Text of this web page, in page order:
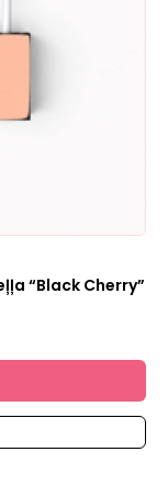
“Black Cherry”